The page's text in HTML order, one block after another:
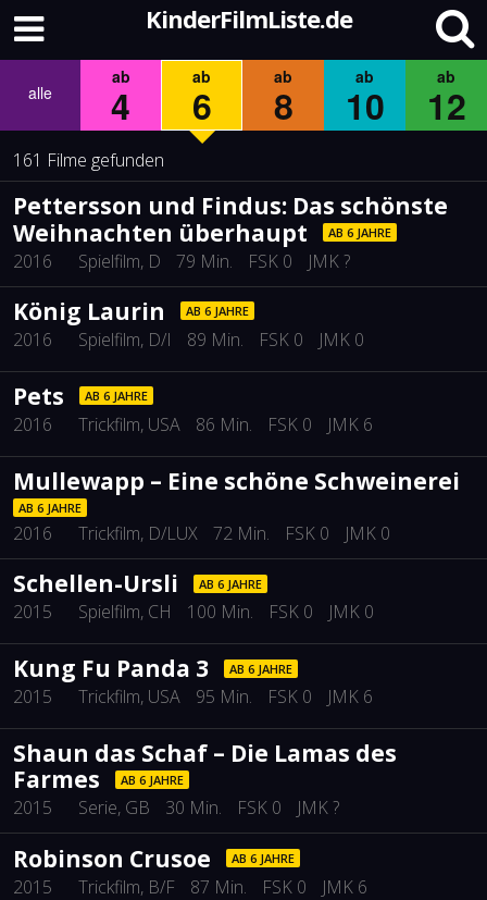
KinderFilmListe.de
alle
ab
4
ab
6
ab
8
ab
10
ab
12
161 Filme gefunden
Pettersson und Findus: Das schönste
Weihnachten überhaupt
AB 6 JAHRE
2016 Spielfilm, D 79 Min. FSK 0 JMK ?
König Laurin AB 6 JAHRE
2016 Spielfilm, D/I 89 Min. FSK 0 JMK 0
Pets AB 6 JAHRE
2016 Trickfilm, USA 86 Min. FSK 0 JMK 6
Mullewapp – Eine schöne Schweinerei
AB 6 JAHRE
2016 Trickfilm, D/LUX 72 Min. FSK 0 JMK 0
Schellen-Ursli AB 6 JAHRE
2015 Spielfilm, CH 100 Min. FSK 0 JMK 0
Kung Fu Panda 3 AB 6 JAHRE
2015 Trickfilm, USA 95 Min. FSK 0 JMK 6
Shaun das Schaf – Die Lamas des
Farmes
AB 6 JAHRE
2015 Serie, GB 30 Min. FSK 0 JMK ?
Robinson Crusoe AB 6 JAHRE
2015 Trickfilm, B/F 87 Min. FSK 0 JMK 6